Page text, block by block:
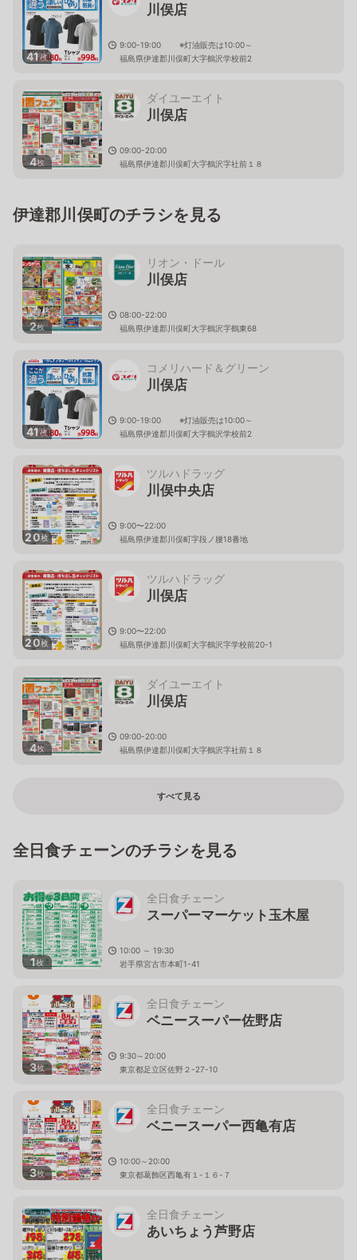
41枚
川俣店
9:00-19:00 ※灯油販売は10:00～
福島県伊達郡川俣町大字鶴沢学校前2
4枚
ダイユーエイト
川俣店
09:00-20:00
福島県伊達郡川俣町大字鶴沢字社前１８
伊達郡川俣町のチラシを見る
2枚
リオン・ドール
川俣店
08:00-22:00
福島県伊達郡川俣町大字鶴沢字鶴東68
41枚
コメリハード＆グリーン
川俣店
9:00-19:00 ※灯油販売は10:00～
福島県伊達郡川俣町大字鶴沢学校前2
20枚
ツルハドラッグ
川俣中央店
9:00〜22:00
福島県伊達郡川俣町字段ノ腰18番地
20枚
ツルハドラッグ
川俣店
9:00〜22:00
福島県伊達郡川俣町大字鶴沢字学校前20-1
4枚
ダイユーエイト
川俣店
09:00-20:00
福島県伊達郡川俣町大字鶴沢字社前１８
すべて見る
全日食チェーンのチラシを見る
1枚
全日食チェーン
スーパーマーケット玉木屋
10:00 ～ 19:30
岩手県宮古市本町1-41
3枚
全日食チェーン
ベニースーパー佐野店
9:30～20:00
東京都足立区佐野２-27-10
3枚
全日食チェーン
ベニースーパー西亀有店
10:00～20:00
東京都葛飾区西亀有１-１６-７
全日食チェーン
あいちょう芦野店